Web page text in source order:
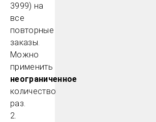
3999) на
все
повторные
заказы.
Можно
применить
неограниченное
количество
раз.
2.